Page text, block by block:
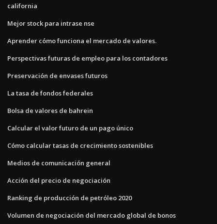
california
Mejor stock para intrase nse
Aprender cómo funciona el mercado de valores.
Perspectivas futuras de empleo para los contadores
Preservación de envases futuros
La tasa de fondos federales
Bolsa de valores de bahrein
Calcular el valor futuro de un pago único
Cómo calcular tasas de crecimiento sostenibles
Medios de comunicación general
Acción del precio de negociación
Ranking de producción de petróleo 2020
Volumen de negociación del mercado global de bonos